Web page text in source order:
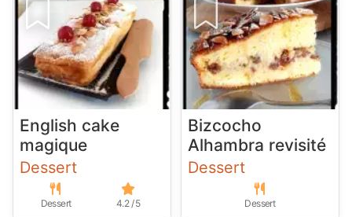
English cake
magique
Dessert
Dessert 4.2 / 5
Bizcocho
Alhambra revisité
Dessert
Dessert